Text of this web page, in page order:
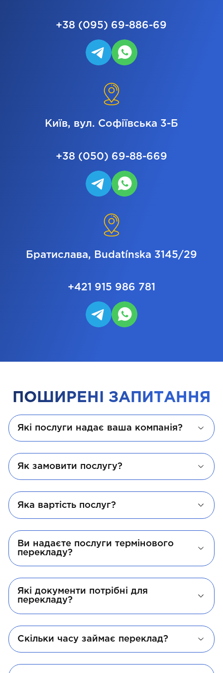
+38 (095) 69-886-69
Київ, вул. Софіївська 3-Б
+38 (050) 69-88-669
Братислава, Budatínska 3145/29
+421 915 986 781
ПОШИРЕНІ ЗАПИТАННЯ
Які послуги надає ваша компанія?
Як замовити послугу?
Яка вартість послуг?
Ви надаєте послуги термінового
перекладу?
Які документи потрібні для
перекладу?
Скільки часу займає переклад?